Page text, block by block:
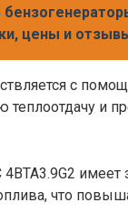
цены и
с
и
4BTA3.9G2
что